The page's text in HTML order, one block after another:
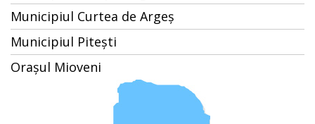
Municipiul Curtea de Argeș
Municipiul Pitești
Orașul Mioveni